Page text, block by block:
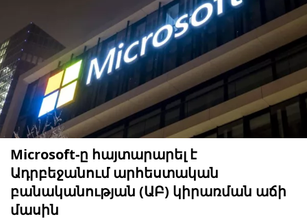
Microsoft-ը հայտարարել է
Ադրբեջանում արհեստական
բանականության (ԱԲ) կիրառման աճի
մասին